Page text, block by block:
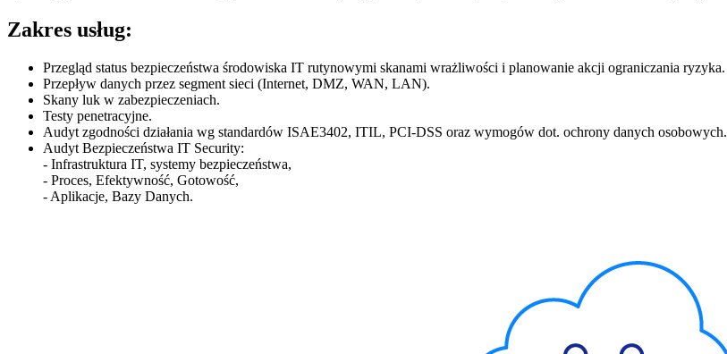
Zakres usług:
Przegląd status bezpieczeństwa środowiska IT rutynowymi skanami wrażliwości i planowanie akcji ograniczania ryzyka.
Przepływ danych przez segment sieci (Internet, DMZ, WAN, LAN).
Skany luk w zabezpieczeniach.
Testy penetracyjne.
Audyt zgodności działania wg standardów ISAE3402, ITIL, PCI-DSS oraz wymogów dot. ochrony danych osobowych.
Audyt Bezpieczeństwa IT Security:
- Infrastruktura IT, systemy bezpieczeństwa,
- Proces, Efektywność, Gotowość,
- Aplikacje, Bazy Danych.